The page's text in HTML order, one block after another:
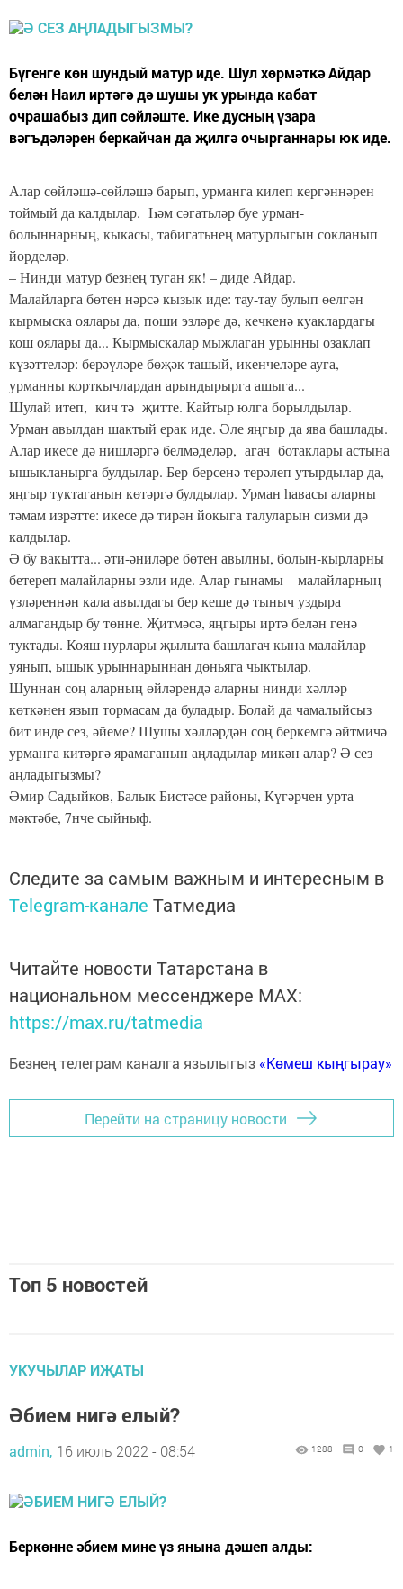
Бүгенге көн шундый матур иде. Шул хөрмәткә Айдар
белән Наил иртәгә дә шушы ук урында кабат
очрашабыз дип сөйләште. Ике дусның үзара
вәгъдәләрен беркайчан да җилгә очырганнары юк иде.
Алар сөйләшә-сөйләшә барып, урманга килеп кергәннәрен
тоймый да калдылар. Һәм сәгатьләр буе урман-
болыннарның, кыкасы, табигатьнең матурлыгын сокланып
йөрделәр.
– Нинди матур безнең туган як! – диде Айдар.
Малайларга бөтен нәрсә кызык иде: тау-тау булып өелгән
кырмыска оялары да, поши эзләре дә, кечкенә куаклардагы
кош оялары да... Кырмыскалар мыжлаган урынны озаклап
күзәттеләр: берәүләре бөҗәк ташый, икенчеләре ауга,
урманны корткычлардан арындырырга ашыга...
Шулай итеп, кич тә җитте. Кайтыр юлга борылдылар.
Урман авылдан шактый ерак иде. Әле яңгыр да ява башлады.
Алар икесе дә нишләргә белмәделәр, агач ботаклары астына
ышыкланырга булдылар. Бер-берсенә терәлеп утырдылар да,
яңгыр туктаганын көтәргә булдылар. Урман һавасы аларны
тәмам изрәтте: икесе дә тирән йокыга талуларын сизми дә
калдылар.
Ә бу вакытта... әти-әниләре бөтен авылны, болын-кырларны
бетереп малайларны эзли иде. Алар гынамы – малайларның
үзләреннән кала авылдагы бер кеше дә тыныч уздыра
алмагандыр бу төнне. Җитмәсә, яңгыры иртә белән генә
туктады. Кояш нурлары җылыта башлагач кына малайлар
уянып, ышык урыннарыннан дөньяга чыктылар.
Шуннан соң аларның өйләрендә аларны нинди хәлләр
көткәнен язып тормасам да буладыр. Болай да чамалыйсыз
бит инде сез, әйеме? Шушы хәлләрдән соң беркемгә әйтмичә
урманга китәргә ярамаганын аңладылар микән алар? Ә сез
аңладыгызмы?
Әмир Садыйков, Балык Бистәсе районы, Күгәрчен урта
мәктәбе, 7нче сыйныф.
Следите за самым важным и интересным в
Telegram-канале Татмедиа
Читайте новости Татарстана в
национальном мессенджере MАХ:
https://max.ru/tatmedia
Безнең телеграм каналга язылыгыз «Көмеш кыңгырау»
Перейти на страницу новости
Топ 5 новостей
УКУЧЫЛАР ИҖАТЫ
Әбием нигә елый?
admin, 16 июль 2022 - 08:54 1288 0 1
Беркөнне әбием мине үз янына дәшеп алды: